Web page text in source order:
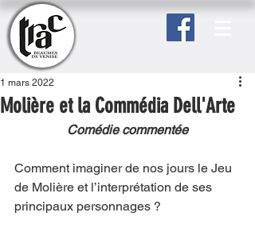
Molière et la Commédia Dell'Arte
1 mars 2022
Comédie commentée
Comment imaginer de nos jours le Jeu
de Molière et l’interprétation de ses
principaux personnages ?